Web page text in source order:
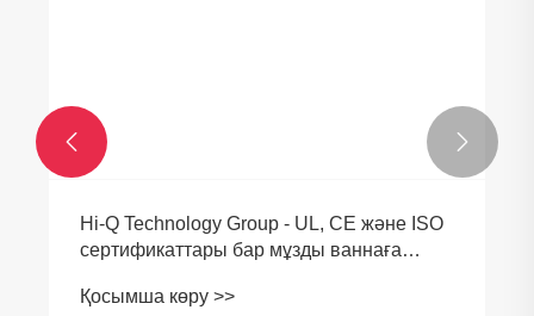
Hi-Q Technology Group - UL, CE және ISO
сертификаттары бар мұзды ваннаға
жеткізушісі
Қосымша көру >>
 